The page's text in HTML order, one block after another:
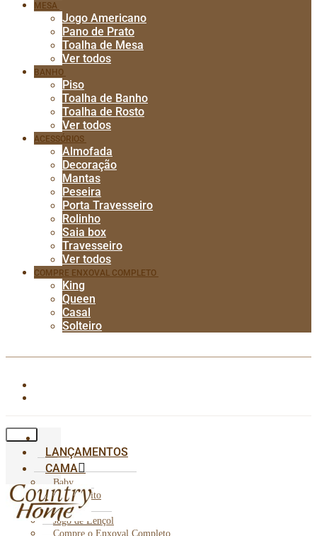
MESA
Jogo Americano
Pano de Prato
Toalha de Mesa
Ver todos
BANHO
Piso
Toalha de Banho
Toalha de Rosto
Ver todos
ACESSÓRIOS
Almofada
Decoração
Mantas
Peseira
Porta Travesseiro
Rolinho
Saia box
Travesseiro
Ver todos
COMPRE ENXOVAL COMPLETO
King
Queen
Casal
Solteiro
LANÇAMENTOS
CAMA
Baby
Cobre Leito
Edredom
Jogo de Lençol
Compre o Enxoval Completo